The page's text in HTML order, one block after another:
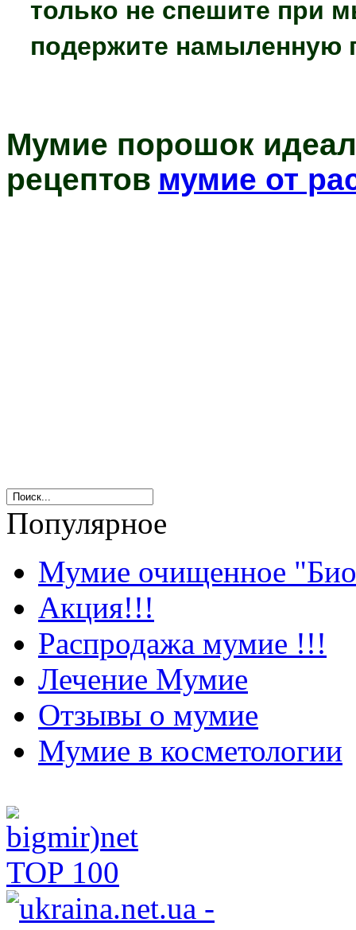
только не спешите при
подержите намыленную
Мумие порошок
рецептов мумие от
Популярное
Мумие очищенное
Акция!!!
Распродажа мумие !!!
Лечение Мумие
Отзывы о мумие
Мумие в косметологии